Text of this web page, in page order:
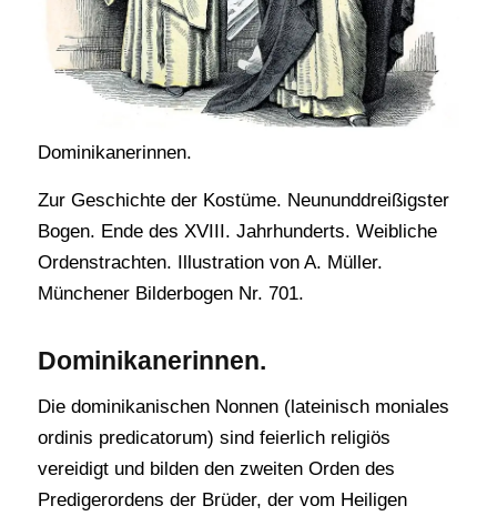
Dominikanerinnen.
Zur Geschichte der Kostüme. Neununddreißigster
Bogen. Ende des XVIII. Jahrhunderts. Weibliche
Ordenstrachten. Illustration von A. Müller.
Münchener Bilderbogen Nr. 701.
Dominikanerinnen.
Die dominikanischen Nonnen (lateinisch moniales
ordinis predicatorum) sind feierlich religiös
vereidigt und bilden den zweiten Orden des
Predigerordens der Brüder, der vom Heiligen